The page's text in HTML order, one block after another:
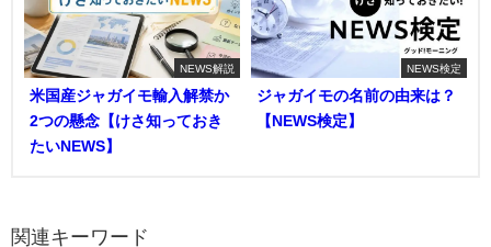
NEWS解説
米国産ジャガイモ輸入解禁か
2つの懸念【けさ知っておき
たいNEWS】
NEWS検定
ジャガイモの名前の由来は？
【NEWS検定】
関連キーワード